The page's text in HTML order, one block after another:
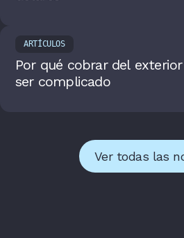
ARTÍCULOS
Por qué cobrar del
ser complicado
Ver todas las